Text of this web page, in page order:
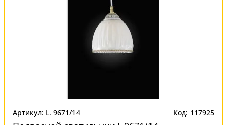
Артикул: L. 9671/14 Код: 117925